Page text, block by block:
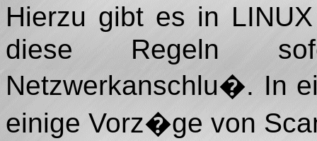
Hierzu gibt es in
diese Regeln
Netzwerkanschlu�. In
einige Vorz�ge von